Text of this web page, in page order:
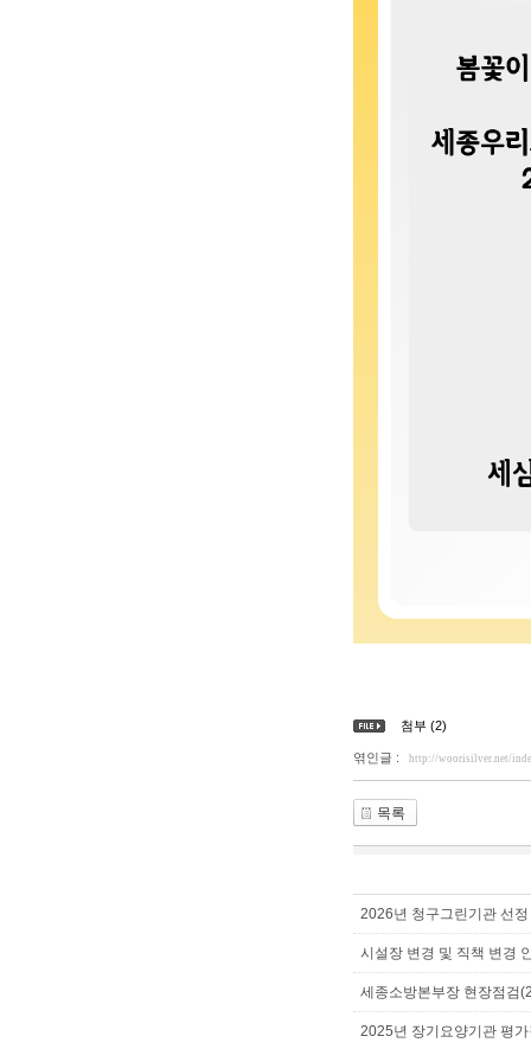
첨부 (2)
엮인글 : http://woorisilver.net/
목록
2026년 청구그린기관 선정
시설장 변경 및 직책 변경
세종소방본부장 현장점검
2025년 장기요양기관 평